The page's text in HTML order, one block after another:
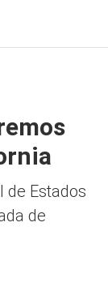
de Estados
de